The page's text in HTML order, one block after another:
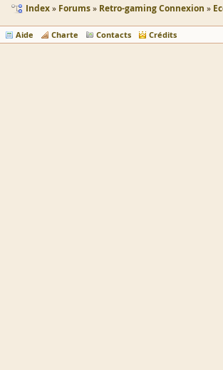
Index Forums Retro-gaming Connexion
Aide Charte Contacts Crédits